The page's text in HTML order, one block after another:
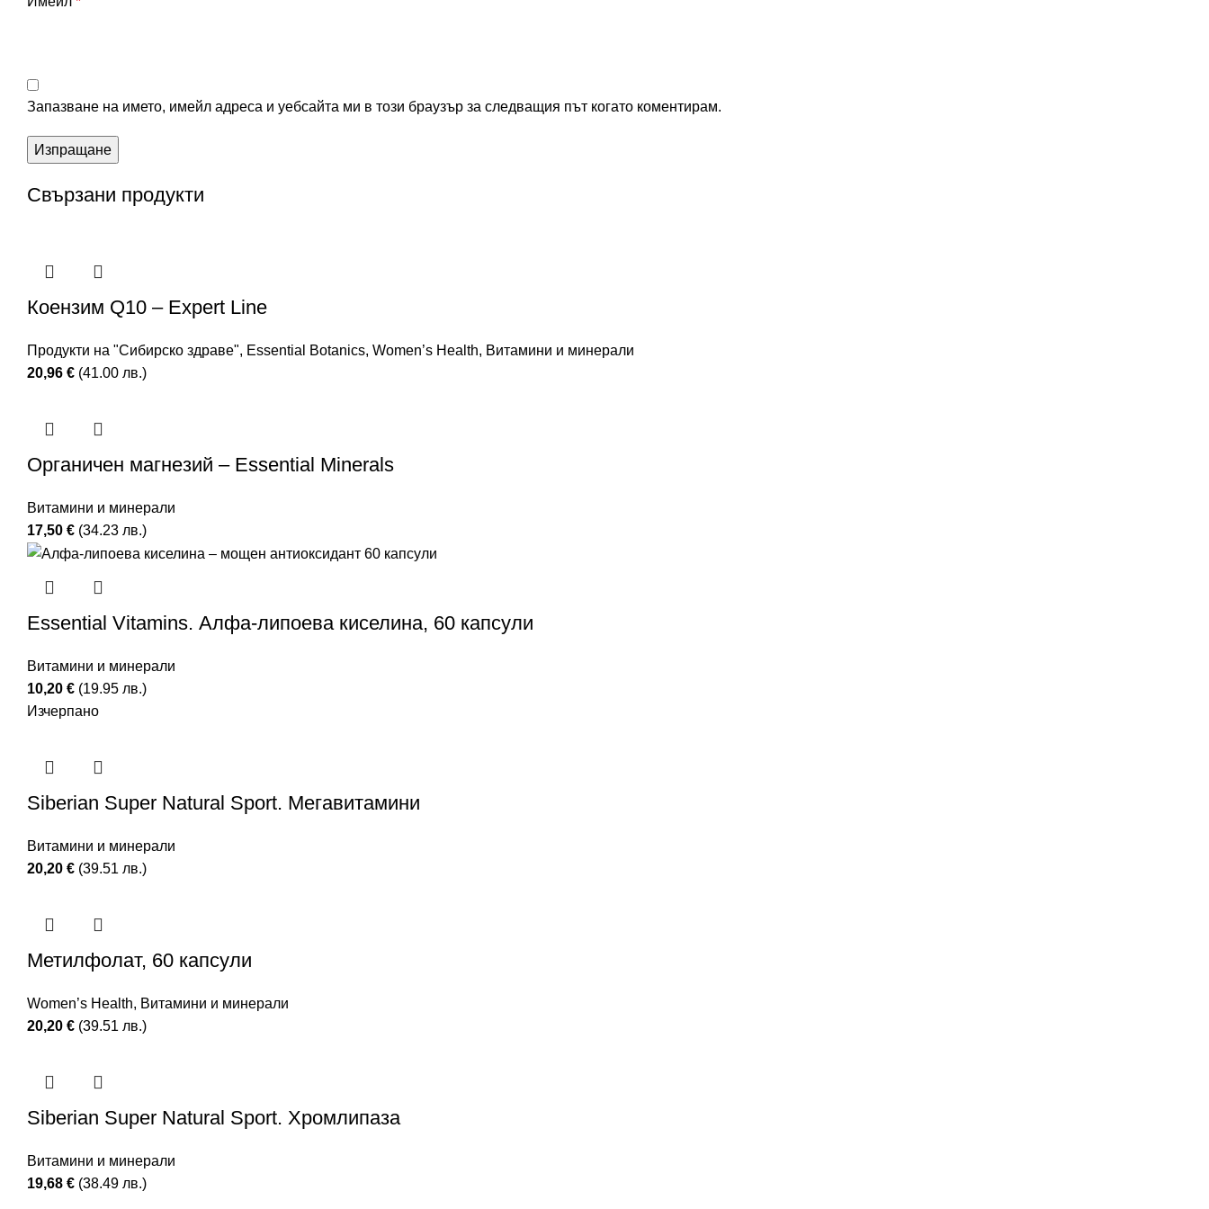
Запазване на името, имейл адреса и уебсайта ми в този браузър за следващия път когато коментирам.
Свързани продукти
Коензим Q10 – Expert Line
Продукти на "Сибирско здраве", Essential Botanics, Women’s Health, Витамини и минерали
20,96 € (41.00 лв.)
Органичен магнезий – Essential Minerals
Витамини и минерали
17,50 € (34.23 лв.)
Essential Vitamins. Алфа-липоева киселина, 60 капсули
Витамини и минерали
10,20 € (19.95 лв.)
Изчерпано
Siberian Super Natural Sport. Мегавитамини
Витамини и минерали
20,20 € (39.51 лв.)
Метилфолат, 60 капсули
Women’s Health, Витамини и минерали
20,20 € (39.51 лв.)
Siberian Super Natural Sport. Хромлипаза
Витамини и минерали
19,68 € (38.49 лв.)